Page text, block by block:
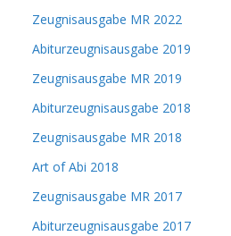
Zeugnisausgabe MR 2022
Abiturzeugnisausgabe 2019
Zeugnisausgabe MR 2019
Abiturzeugnisausgabe 2018
Zeugnisausgabe MR 2018
Art of Abi 2018
Zeugnisausgabe MR 2017
Abiturzeugnisausgabe 2017